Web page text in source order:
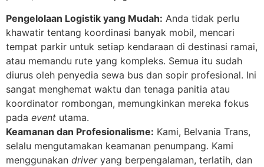
Pengelolaan Logistik yang Mudah: Anda tidak perlu
khawatir tentang koordinasi banyak mobil, mencari
tempat parkir untuk setiap kendaraan di destinasi ramai,
atau memandu rute yang kompleks. Semua itu sudah
diurus oleh penyedia sewa bus dan sopir profesional. Ini
sangat menghemat waktu dan tenaga panitia atau
koordinator rombongan, memungkinkan mereka fokus
pada event utama.
Keamanan dan Profesionalisme: Kami, Belvania Trans,
selalu mengutamakan keamanan penumpang. Kami
menggunakan driveryang berpengalaman, terlatih, dan